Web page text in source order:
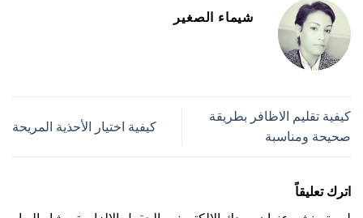
شيماء الصغير
كيفية تقليم الاظافر بطريقة
صحيحة ومناسبة
كيفية اختيار الأحذية المريحة
اترك تعليقاً